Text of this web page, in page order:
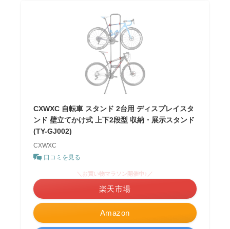
CXWXC 自転車 スタンド 2台用 ディスプレイスタ
ンド 壁立てかけ式 上下2段型 収納・展示スタンド
(TY-GJ002)
CXWXC
口コミを見る
Amazon
＼お買い物マラソン開催中♪／
楽天市場